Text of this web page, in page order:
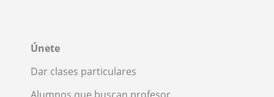
Únete
Dar clases particulares